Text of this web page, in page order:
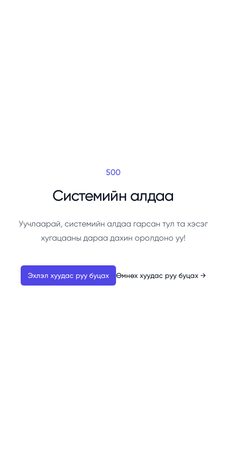
500
Системийн алдаа
Уучлаарай, системийн алдаа гарсан тул та хэсэг
хугацааны дараа дахин оролдоно уу!
Эхлэл хуудас руу буцах Өмнөх хуудас руу буцах →